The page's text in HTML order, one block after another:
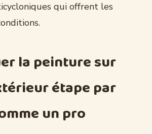
qui offrent les
la peinture sur
étape par
un pro